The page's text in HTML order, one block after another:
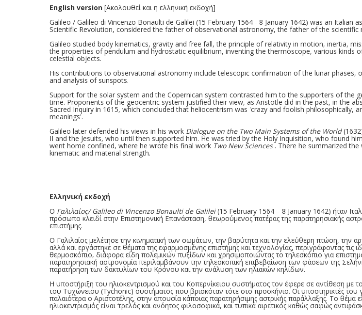
English version [Ακολουθεί και η ελληνική εκδοχή]
Galileo / Galileo di Vincenzo Bonaulti de Galilei (15 February 1564 - 8 January 1642) was an
Scientific Revolution, considered the father of observational astronomy, the father of the
Galileo studied body kinematics, gravity and free fall, the principle of relativity in motion, inertia,
the properties of pendulum and hydrostatic equilibrium, inventing the thermoscope, various
celestial objects.
His contributions to observational astronomy include telescopic confirmation of the lunar
and analysis of sunspots.
Support for the solar system and the Copernican system contrasted him to the supporters of the
time. Proponents of the geocentric system justified their view, as Aristotle did in the past, in the
Sacred Inquiry in 1615, which concluded that heliocentrism was 'crazy and foolish philosophically,
meanings'.
Galileo later defended his views in his work Dialogue on the Two Main Systems of the World
II and the Jesuits, who until then supported him. He was tried by the Holy Inquisition, who found
went home confined, where he wrote his final work Two New Sciences. There he summarized
kinematic and material strength.
Ελληνική εκδοχή
Ο Γαλιλαίος/ Galileo di Vincenzo Bonaulti de Galilei(15 February 1564 – 8 January 1642) ήταν
πρόσωπο κλειδί στην Επιστημονική Επανάσταση, θεωρούμενος πατέρας της παρατηρησιακής
επιστήμης.
Ο Γαλιλαίος μελέτησε την κινηματική των σωμάτων, την βαρύτητα και την ελεύθερη πτώση, την
αλλά και εργάστηκε σε θέματα της εφαρμοσμένης επιστήμης και τεχνολογίας, περιγράφοντας τις
θερμοσκόπιο, διάφορα είδη πολεμικών πυξίδων και χρησιμοποιώντας το τηλεσκόπιο για
παρατηρησιακή αστρονομία περιλαμβάνουν την τηλεσκοπική επιβεβαίωση των φάσεων της
παρατήρηση των δακτυλίων του Κρόνου και την ανάλυση των ηλιακών κηλίδων.
Η υποστήριξη του ηλιοκεντρισμού και του Κοπερνίκειου συστήματος τον έφερε σε αντίθεση
του Τυχώνειου (Tychonic) συστήματος που βρισκόταν τότε στο προσκήνιο. Οι υποστηρικτές
παλαιότερα ο Αριστοτέλης, στην απουσία κάποιας παρατηρήσιμης αστρικής παράλλαξης. Το θέμα
ηλιοκεντρισμός είναι ‘τρελός και ανόητος φιλοσοφικά, και τυπικά αιρετικός καθώς σαφώς